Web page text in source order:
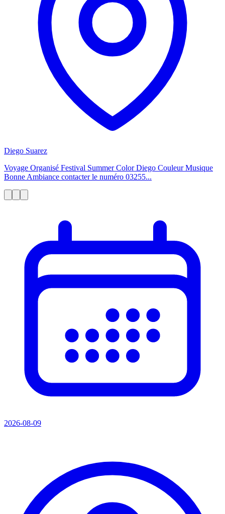
Diego Suarez
Voyage Organisé Festival Summer Color Diego Couleur Musique
Bonne Ambiance contacter le numéro 03255...
2026-08-09